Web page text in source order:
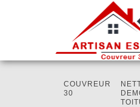
COUVREUR
30